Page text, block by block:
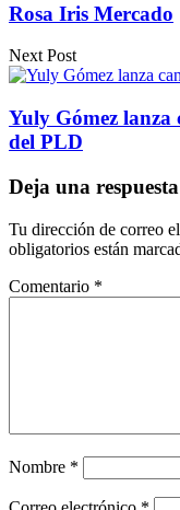
Rosa Iris Mercado
Next Post
Yuly Gómez
del PLD
Deja una respuesta
Tu dirección de correo
obligatorios están
Comentario *
Nombre *